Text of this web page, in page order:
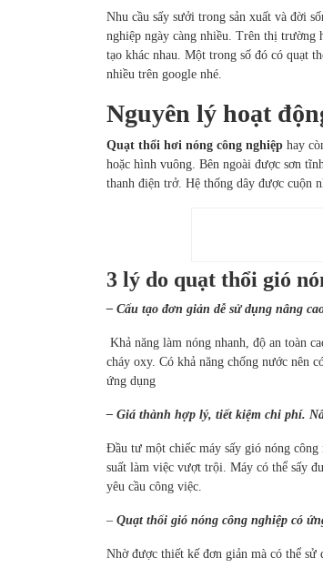
Nhu cầu sấy sưởi trong sản xuất và đời
nghiệp ngày càng nhiều. Trên thị trường
tạo khác nhau. Một trong số đó có quạt
nhiều trên google nhé.
Nguyên lý hoạt
Quạt thổi hơi nóng công nghiệp hay
hoặc hình vuông. Bên ngoài được sơn
thanh điện trở. Hệ thống dây được cuộn
3 lý do quạt thổi gió
– Cấu tạo đơn giản dễ sử dụng nâng
Khả năng làm nóng nhanh, độ an toàn
cháy oxy. Có khả năng chống nước nên
ứng dụng
– Giá thành hợp lý, tiết kiệm chi phí.
Đầu tư một chiếc máy sấy gió nóng
suất làm việc vượt trội. Máy có thể sấy
yêu cầu công việc.
– Quạt thổi gió nóng công nghiệp có
Nhờ được thiết kế đơn giản mà có thể sử